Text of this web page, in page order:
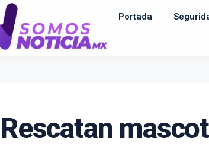
Portada
Rescatan